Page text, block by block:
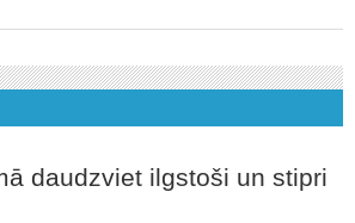
daudzviet ilgstoši un stipri